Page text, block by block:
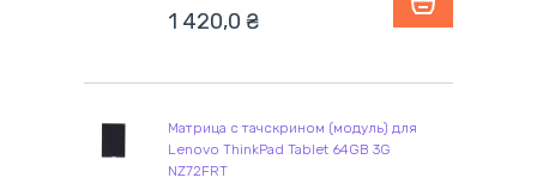
1 420,0 ₴
Матрица с тачскрином (модуль) для
Lenovo ThinkPad Tablet 64GB 3G
NZ72FRT